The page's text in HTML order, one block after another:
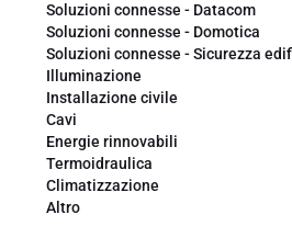
Soluzioni connesse - Datacom
Soluzioni connesse - Domotica
Soluzioni connesse - Sicurezza
Illuminazione
Installazione civile
Cavi
Energie rinnovabili
Termoidraulica
Climatizzazione
Altro